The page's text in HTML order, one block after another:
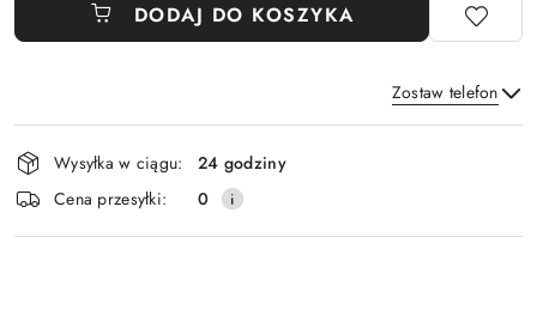
DODAJ DO KOSZYKA
Zostaw telefon
Wyślij
Dostępność
i
dostawa
Wysyłka w ciągu:
24 godziny
Cena przesyłki:
0